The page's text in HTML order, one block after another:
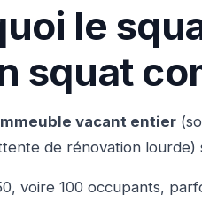
le
squat
vacant entier
de rénovation
voire 100 occupants,